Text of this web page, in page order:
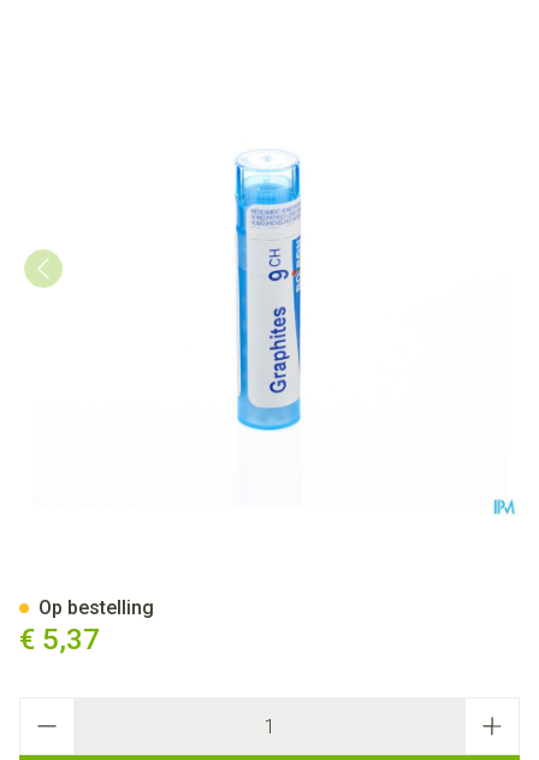
€ 5,37
Op bestelling